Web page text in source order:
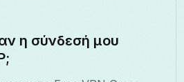
η σύνδεσή μου